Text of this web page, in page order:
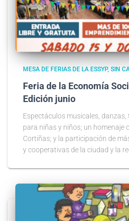
MESA DE FERIAS DE LA ESSYP SIN
Feria de la Economía
Edición junio
Espectáculos musicales,
para niñas y niños; un homenaje
Cortiñas; y la participación de
y cooperativas de la ciudad y la